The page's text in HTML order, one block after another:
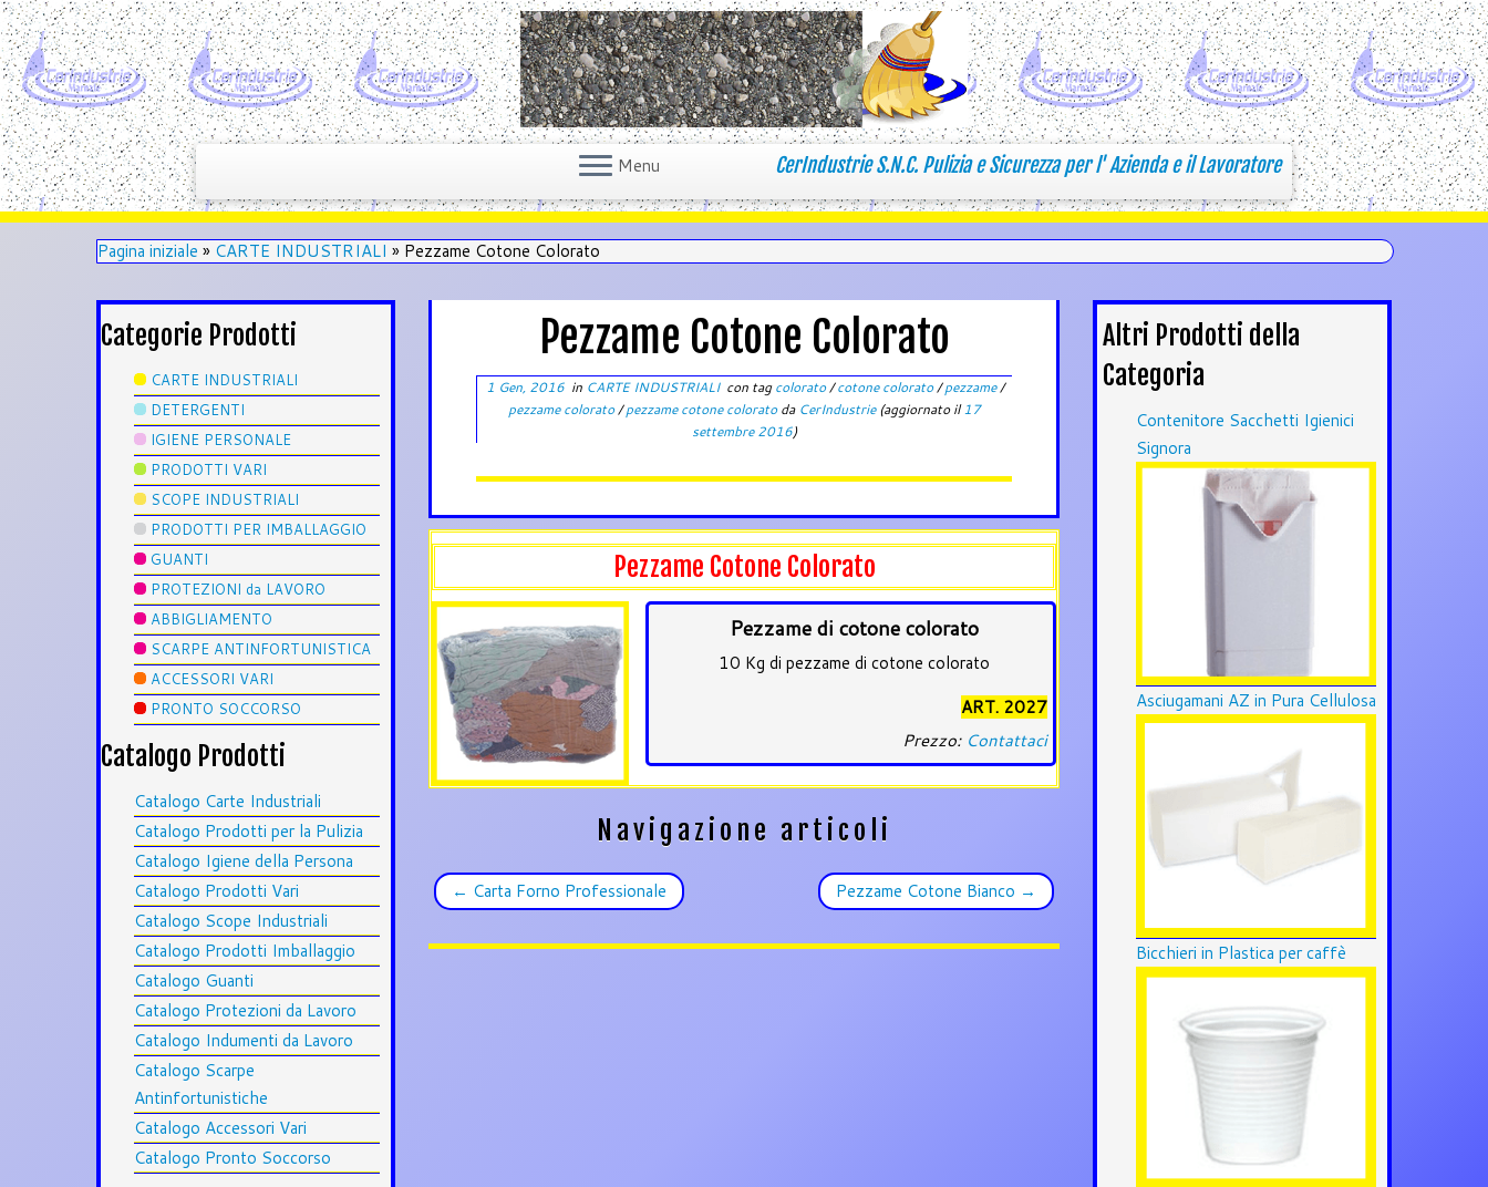
CerIndustrie S.N.C. Pulizia e Sicurezza per l' Azienda e il Lavoratore
Menu
Pagina iniziale » CARTE INDUSTRIALI » Pezzame Cotone Colorato
Categorie Prodotti
CARTE INDUSTRIALI
DETERGENTI
IGIENE PERSONALE
PRODOTTI VARI
SCOPE INDUSTRIALI
PRODOTTI PER IMBALLAGGIO
GUANTI
PROTEZIONI da LAVORO
ABBIGLIAMENTO
SCARPE ANTINFORTUNISTICA
ACCESSORI VARI
PRONTO SOCCORSO
Catalogo Prodotti
Catalogo Carte Industriali
Catalogo Prodotti per la Pulizia
Catalogo Igiene della Persona
Catalogo Prodotti Vari
Catalogo Scope Industriali
Catalogo Prodotti Imballaggio
Catalogo Guanti
Catalogo Protezioni da Lavoro
Catalogo Indumenti da Lavoro
Catalogo Scarpe
Antinfortunistiche
Catalogo Accessori Vari
Catalogo Pronto Soccorso
Pezzame Cotone Colorato
1 Gen, 2016in CARTE INDUSTRIALI con tagcolorato/cotone colorato/pezzame/
pezzame colorato/pezzame cotone coloratoda CerIndustrie(aggiornato il17
settembre 2016)
Pezzame Cotone Colorato
Pezzame di cotone colorato
10 Kg di pezzame di cotone colorato
ART. 2027
Prezzo: Contattaci
Navigazione articoli
Pezzame Cotone Bianco →
← Carta Forno Professionale
Altri Prodotti della
Categoria
Contenitore Sacchetti Igienici
Signora
Asciugamani AZ in Pura Cellulosa
Bicchieri in Plastica per caffè